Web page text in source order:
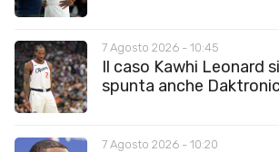
7 Agosto 2026 - 10:45
Il caso Kawhi Leonard
spunta anche
7 Agosto 2026 - 10:20